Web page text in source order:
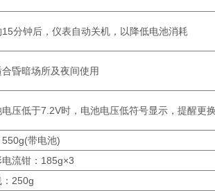
分钟后，仪表自动关机，以降低电池消耗
昏暗场所及夜间使用
电压低于7.2V时，电池电压低符号显示，提醒更
550g(带电池)
电流钳：185g×3
250g